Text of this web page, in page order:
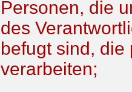
Personen, die
des
befugt sind,
verarbeiten;